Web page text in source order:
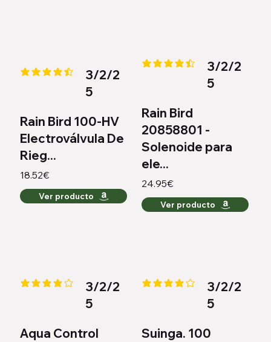
la calificación promedio es 4.3 de 5
3/2/2
5
Rain Bird 100-HV
Electroválvula De
Rieg...
18.52€
Ver producto
la calificación promedio es 4.5
3/2/2
5
Rain Bird
20858801 -
Solenoide para
ele...
24.95€
Ver producto
la calificación promedio es 4.1 de 5
3/2/2
5
Aqua Control
la calificación promedio es 4 de
3/2/2
5
Suinga. 100